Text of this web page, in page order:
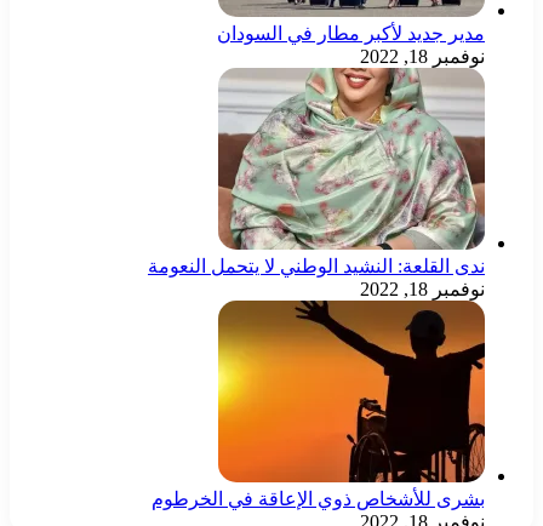
مدير جديد لأكبر مطار في السودان
ندى القلعة: النشيد الوطني لا يتحمل النعومة
بشرى للأشخاص ذوي الإعاقة في الخرطوم